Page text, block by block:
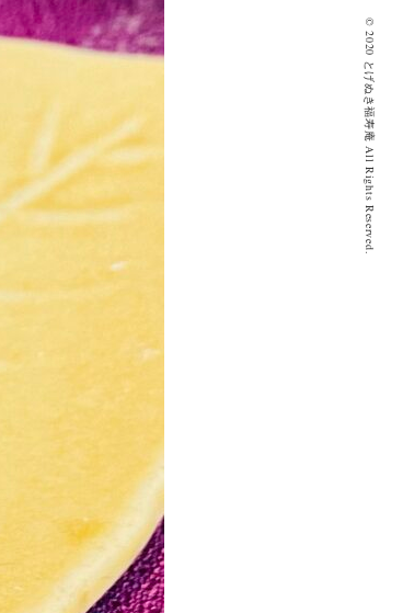
© 2020 とげぬき福寿庵 All Rights Reserved.